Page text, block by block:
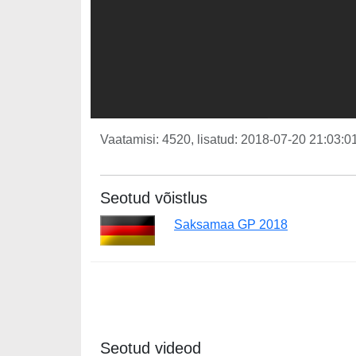
Vaatamisi: 4520, lisatud: 2018-07-20
Seotud võistlus
Saksamaa GP 2018
Seotud videod